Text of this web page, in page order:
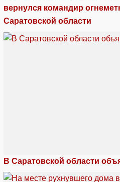
вернулся командир
Саратовской области
В Саратовской области